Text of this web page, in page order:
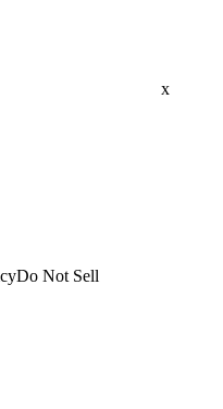
x
Do Not Sell